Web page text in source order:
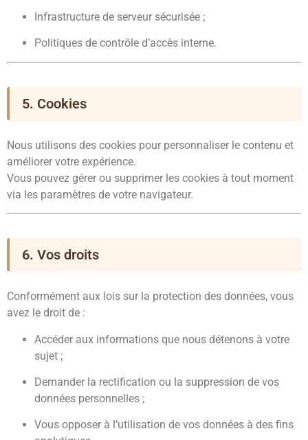
Infrastructure de serveur sécurisée ;
Politiques de contrôle d’accès interne.
5. Cookies
Nous utilisons des cookies pour personnaliser le contenu et
améliorer votre expérience.
Vous pouvez gérer ou supprimer les cookies à tout moment
via les paramètres de votre navigateur.
6. Vos droits
Conformément aux lois sur la protection des données, vous
avez le droit de :
Accéder aux informations que nous détenons à votre
sujet ;
Demander la rectification ou la suppression de vos
données personnelles ;
Vous opposer à l’utilisation de vos données à des fins